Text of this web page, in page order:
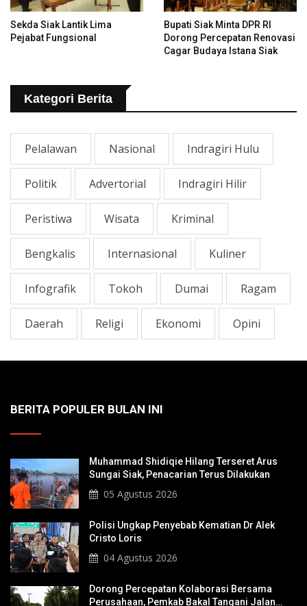
Sekda Siak Lantik Lima
Pejabat Fungsional
Bupati Siak Minta DPR RI
Dorong Percepatan Renovasi
Cagar Budaya Istana Siak
Kategori Berita
Pelalawan Nasional Indragiri Hulu
Politik Advertorial Indragiri Hilir
Peristiwa Wisata Kriminal
Bengkalis Internasional Kuliner
Infografik Tokoh Dumai Ragam
Daerah Religi Ekonomi Opini
BERITA POPULER BULAN INI
Muhammad Shidiqie Hilang Terseret Arus
Sungai Siak, Penacarian Terus Dilakukan
05 Agustus 2026
Polisi Ungkap Penyebab Kematian Dr Alek
Cristo Loris
04 Agustus 2026
Dorong Percepatan Kolaborasi Bersama
Perusahaan, Pemkab Bakal Tangani Jalan